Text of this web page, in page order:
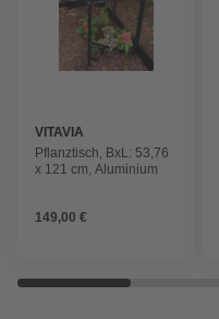
VITAVIA
Pflanztisch, BxL: 53,76
x 121 cm, Aluminium
149,00 €